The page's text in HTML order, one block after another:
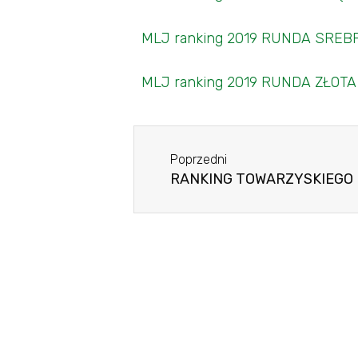
MLJ ranking 2019 RUNDA
MLJ ranking 2019 RUNDA ZŁOTA
Poprzedni